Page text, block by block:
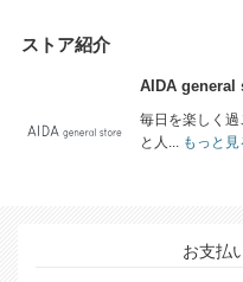
ストア紹介
AIDA general
毎日を楽しく
と人...もっと見
お支払